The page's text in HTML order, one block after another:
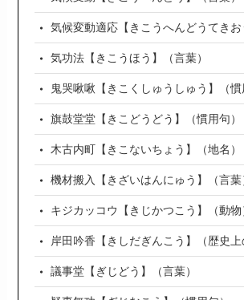
気候変動適応【きこうへんどうてきお
気功法【きこうほう】（言葉）
鬼哭啾啾【きこくしゅうしゅう】（慣
旗鼓堂堂【きこどうどう】（慣用句）
木古内町【きこないちょう】（地名）
機材搬入【きざいはんにゅう】（言葉
キジカッコウ【きじかつこう】（動物
岸田吟香【きしだぎんこう】（歴史上
議事堂【ぎじどう】（言葉）